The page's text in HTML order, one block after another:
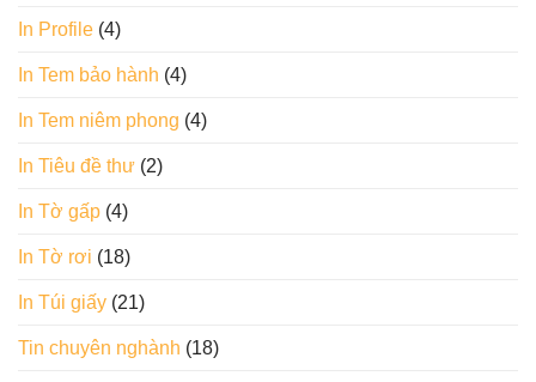
In Profile (4)
In Tem bảo hành (4)
In Tem niêm phong (4)
In Tiêu đề thư (2)
In Tờ gấp (4)
In Tờ rơi (18)
In Túi giấy (21)
Tin chuyên nghành (18)